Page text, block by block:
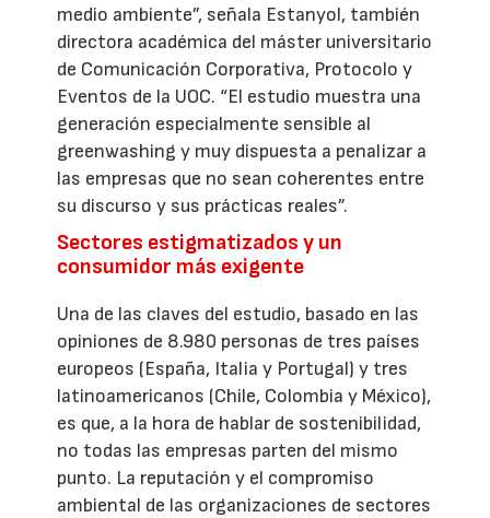
medio ambiente”, señala Estanyol, también
directora académica del máster universitario
de Comunicación Corporativa, Protocolo y
Eventos de la UOC. “El estudio muestra una
generación especialmente sensible al
greenwashing y muy dispuesta a penalizar a
las empresas que no sean coherentes entre
su discurso y sus prácticas reales”.
Sectores estigmatizados y un
consumidor más exigente
Una de las claves del estudio, basado en las
opiniones de 8.980 personas de tres países
europeos (España, Italia y Portugal) y tres
latinoamericanos (Chile, Colombia y México),
es que, a la hora de hablar de sostenibilidad,
no todas las empresas parten del mismo
punto. La reputación y el compromiso
ambiental de las organizaciones de sectores